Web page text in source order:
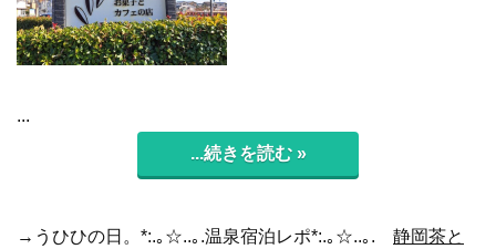
...
...続きを読む »
→うひひの日。*:.｡☆..｡.温泉宿泊レポ*:.｡☆..｡. 静岡茶と